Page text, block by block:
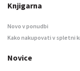
Knjigarna
Novo v ponudbi
Kako nakupovati v spletni
Novice